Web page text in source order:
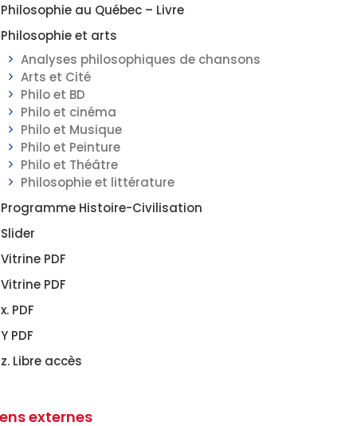
Philosophie au Québec – Livre
Philosophie et arts
Analyses philosophiques de chansons
Arts et Cité
Philo et BD
Philo et cinéma
Philo et Musique
Philo et Peinture
Philo et Théâtre
Philosophie et littérature
Programme Histoire-Civilisation
Slider
Vitrine PDF
Vitrine PDF
x. PDF
Y PDF
z. Libre accès
externes